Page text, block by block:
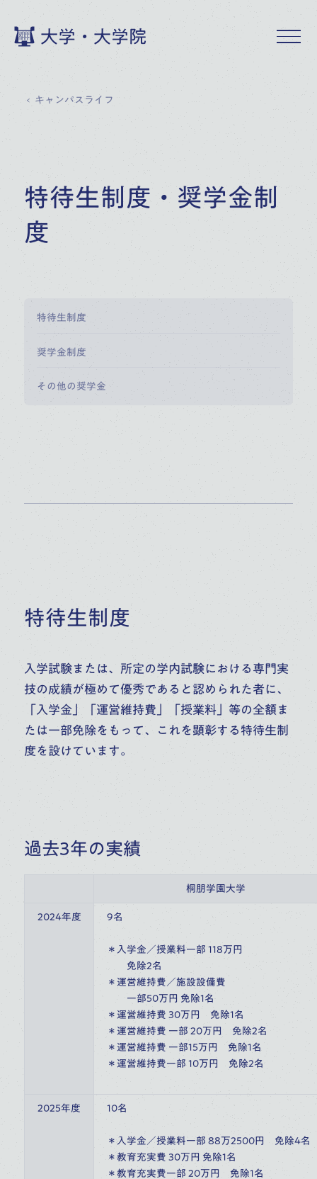
大学・大学院
キャンパスライフ
特待生制度・奨学金制
度
特待生制度
奨学金制度
その他の奨学金
特待生制度
入学試験または、所定の学内試験における専門実
技の成績が極めて優秀であると認められた者に、
「入学金」「運営維持費」「授業料」等の全額ま
たは一部免除をもって、これを顕彰する特待生制
度を設けています。
過去3年の実績
桐朋学園大学
2024年度 9名
＊入学金／授業料一部 118万円
免除2名
＊運営維持費／施設設備費
一部50万円 免除1名
＊運営維持費 30万円　免除1名
＊運営維持費 一部 20万円　免除2名
＊運営維持費 一部15万円　免除1名
＊運営維持費一部 10万円　免除2名
2025年度 10名
＊入学金／授業料一部 88万2500円　免除4名
＊教育充実費 30万円 免除1名
＊教育充実費一部 20万円　免除1名